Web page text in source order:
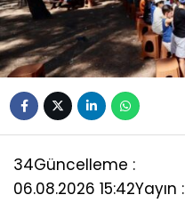
34Güncelleme :
06.08.2026 15:42Yayın :